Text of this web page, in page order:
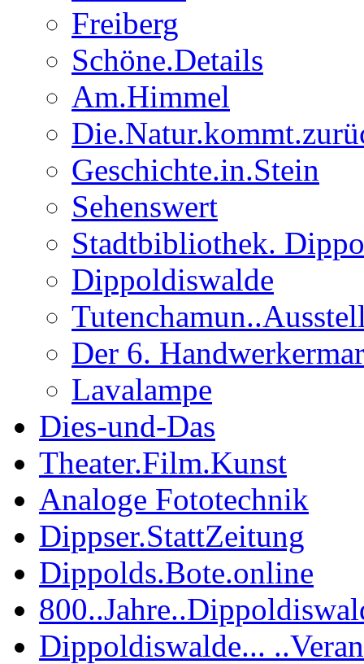
Freiberg
Schöne.Details
Am.Himmel
Geschichte.in.Stein
Sehenswert
Stadtbibliothek.
Dippoldiswalde
Der 6.
Lavalampe
Dies-und-Das
Theater.Film.Kunst
Analoge Fototechnik
Dippser.StattZeitung
Dippolds.Bote.online
Dippoldiswalde...